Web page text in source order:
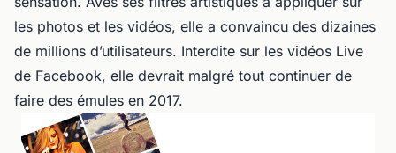
les photos et les vidéos, elle a convaincu des dizaines
de millions d’utilisateurs. Interdite sur les vidéos Live
de Facebook, elle devrait malgré tout continuer de
faire des émules en 2017.